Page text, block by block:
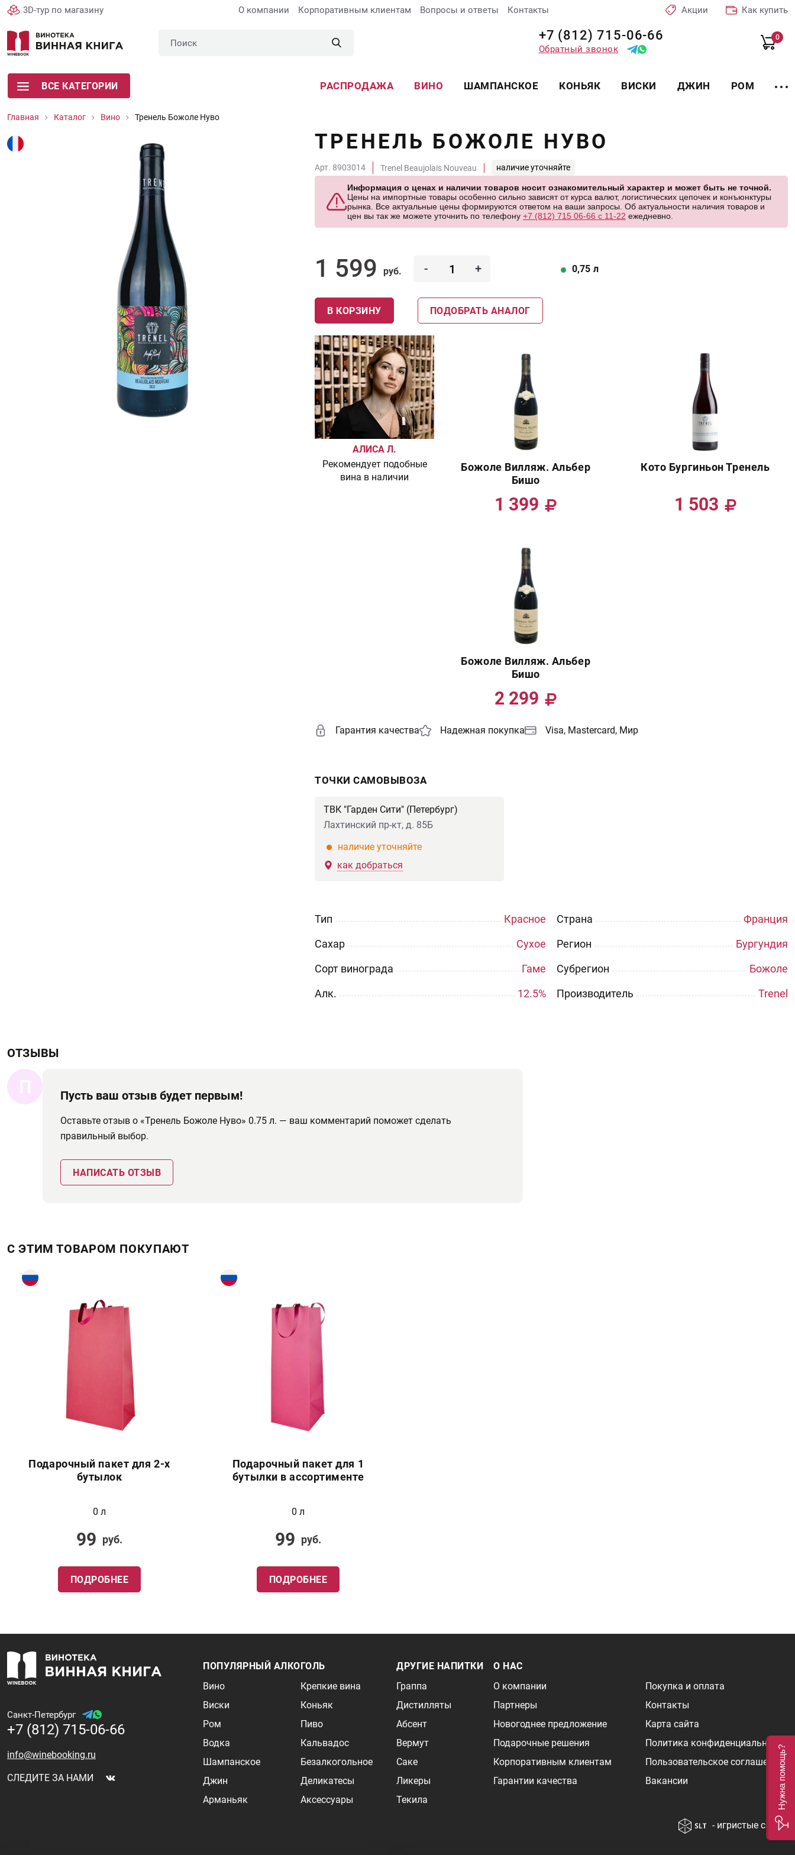
3D-тур по магазину О компании Корпоративным клиентам Вопросы и ответы Контакты Акции Как купить
+7 (812) 715-06-66
Обратный звонок
0
ВСЕ КАТЕГОРИИ РАСПРОДАЖА ВИНО ШАМПАНСКОЕ КОНЬЯК ВИСКИ ДЖИН РОМ
Главная Каталог Вино Тренель Божоле Нуво
ТРЕНЕЛЬ БОЖОЛЕ НУВО
Арт. 8903014 Trenel Beaujolais Nouveau наличие уточняйте
Информация о ценах и наличии товаров носит ознакомительный характер и может быть не точной.
Цены на импортные товары особенно сильно зависят от курса валют, логистических цепочек и конъюнктуры
рынка. Все актуальные цены формируются ответом на ваши запросы. Об актуальности наличия товаров и
цен вы так же можете уточнить по телефону +7 (812) 715 06-66 с 11-22 ежедневно.
1 599 руб. - +
В КОРЗИНУ ПОДОБРАТЬ АНАЛОГ
0,75 л
АЛИСА Л.
Рекомендует подобные
вина в наличии
Божоле Вилляж. Альбер
Бишо
1 399
Кото Бургиньон Тренель
1 503
Божоле Вилляж. Альбер
Бишо
2 299
Гарантия качества Надежная покупка Visa, Mastercard, Мир
ТОЧКИ САМОВЫВОЗА
ТВК "Гарден Сити" (Петербург)
Лахтинский пр-кт, д. 85Б
наличие уточняйте
как добраться
Тип
Красное
Сахар
Сухое
Сорт винограда
Гаме
Aлк.
12.5%
Страна
Франция
Регион
Бургундия
Субрегион
Божоле
Производитель
Trenel
ОТЗЫВЫ
П Пусть ваш отзыв будет первым!
Оставьте отзыв о «Тренель Божоле Нуво» 0.75 л. — ваш комментарий поможет сделать
правильный выбор.
НАПИСАТЬ ОТЗЫВ
С ЭТИМ ТОВАРОМ ПОКУПАЮТ
Подарочный пакет для 2-х
бутылок
0 л
99 руб.
ПОДРОБНЕЕ
Подарочный пакет для 1
бутылки в ассортименте
0 л
99 руб.
ПОДРОБНЕЕ
Санкт-Петербург
+7 (812) 715-06-66
info@winebooking.ru
СЛЕДИТЕ ЗА НАМИ
ПОПУЛЯРНЫЙ АЛКОГОЛЬ
Вино
Виски
Ром
Водка
Шампанское
Джин
Арманьяк
Крепкие вина
Коньяк
Пиво
Кальвадос
Безалкогольное
Деликатесы
Аксессуары
ДРУГИЕ НАПИТКИ
Граппа
Дистилляты
Абсент
Вермут
Саке
Ликеры
Текила
О НАС
О компании
Партнеры
Новогоднее предложение
Подарочные решения
Корпоративным клиентам
Гарантии качества
Покупка и оплата
Контакты
Карта сайта
Политика конфиденциальности
Пользовательское соглашение
Вакансии
- игристые сайты
Нужна помощь?